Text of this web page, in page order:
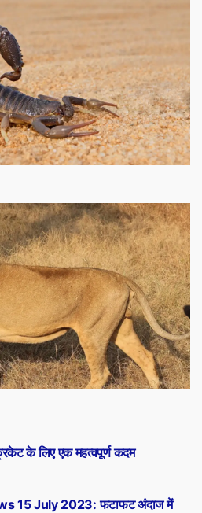
15 July 2023: फटाफट अंदाज में
के लिए एक महत्वपूर्ण कदम